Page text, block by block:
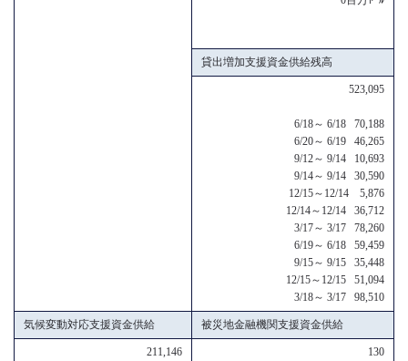
貸出増加支援資金供給残高
523,095
6/18～ 6/18 70,188
6/20～ 6/19 46,265
9/12～ 9/14 10,693
9/14～ 9/14 30,590
12/15～12/14 5,876
12/14～12/14 36,712
3/17～ 3/17 78,260
6/19～ 6/18 59,459
9/15～ 9/15 35,448
12/15～12/15 51,094
3/18～ 3/17 98,510
気候変動対応支援資金供給 被災地金融機関支援資金供給
211,146 130